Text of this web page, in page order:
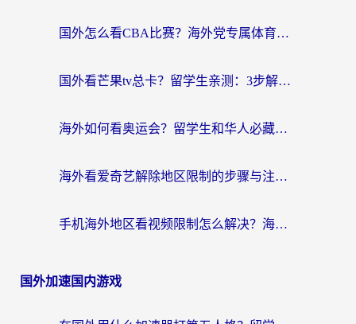
国外怎么看CBA比赛？海外党专属体育直播指南，告别地区限制看球自由
国外看芒果tv总卡？留学生亲测：3步解决地域限制+流畅追剧攻略
海外如何看奥运会？留学生和华人必藏的体育赛事观看终极指南
海外看爱奇艺解除地区限制的步骤与注意事项详解：留学生必看的无卡顿追剧指南
手机海外地区看视频限制怎么解决？海外党追剧看片的实用指南
国外加速国内游戏